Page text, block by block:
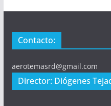
Contacto:
aerotemasrd@gmail.com
Director: Diógenes